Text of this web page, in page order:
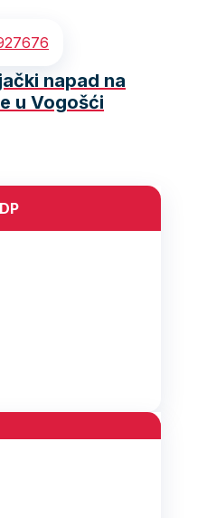
napad na
u Vogošći